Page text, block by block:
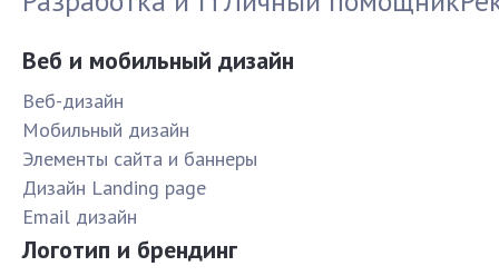
Веб и мобильный дизайн
Веб-дизайн
Мобильный дизайн
Элементы сайта и баннеры
Дизайн Landing page
Email дизайн
Логотип и брендинг